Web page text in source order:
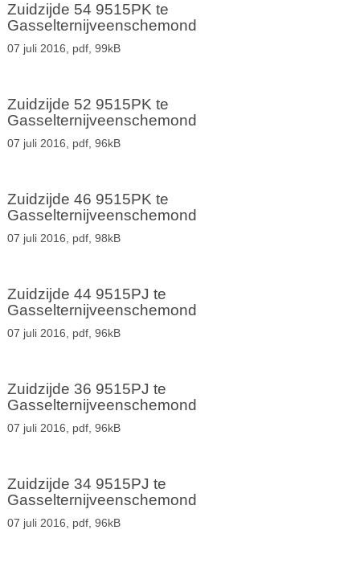
Zuidzijde 54 9515PK te
Gasselternijveenschemond
07 juli 2016, pdf, 99kB
Zuidzijde 52 9515PK te
Gasselternijveenschemond
07 juli 2016, pdf, 96kB
Zuidzijde 46 9515PK te
Gasselternijveenschemond
07 juli 2016, pdf, 98kB
Zuidzijde 44 9515PJ te
Gasselternijveenschemond
07 juli 2016, pdf, 96kB
Zuidzijde 36 9515PJ te
Gasselternijveenschemond
07 juli 2016, pdf, 96kB
Zuidzijde 34 9515PJ te
Gasselternijveenschemond
07 juli 2016, pdf, 96kB